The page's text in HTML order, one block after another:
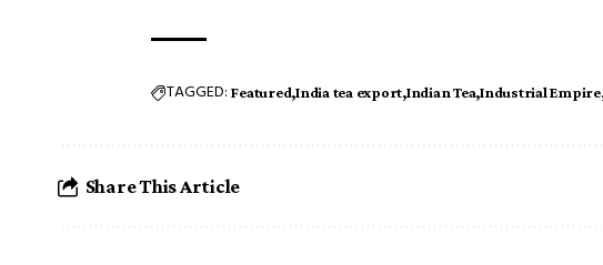
TAGGED: Featured India tea export Indian Tea Industrial Empire
Share This Article